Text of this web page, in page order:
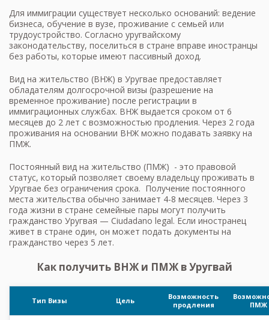
Для иммиграции существует несколько оснований: ведение
бизнеса, обучение в вузе, проживание с семьей или
трудоустройство. Согласно уругвайскому
законодательству, поселиться в стране вправе иностранцы
без работы, которые имеют пассивный доход.
Вид на жительство (ВНЖ) в Уругвае предоставляет
обладателям долгосрочной визы (разрешение на
временное проживание) после регистрации в
иммиграционных службах. ВНЖ выдается сроком от 6
месяцев до 2 лет с возможностью продления. Через 2 года
проживания на основании ВНЖ можно подавать заявку на
ПМЖ.
Постоянный вид на жительство (ПМЖ) - это правовой
статус, который позволяет своему владельцу проживать в
Уругвае без ограничения срока. Получение постоянного
места жительства обычно занимает 4-8 месяцев. Через 3
года жизни в стране семейные пары могут получить
гражданство Уругвая — Ciudadano legal. Если иностранец
живет в стране один, он может подать документы на
гражданство через 5 лет.
Как получить ВНЖ и ПМЖ в Уругвай
Тип Визы Цель
Возможность
продления
ПМЖ